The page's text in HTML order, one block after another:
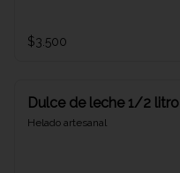
$3.500
Dulce de leche 1/2 litro
Helado artesanal